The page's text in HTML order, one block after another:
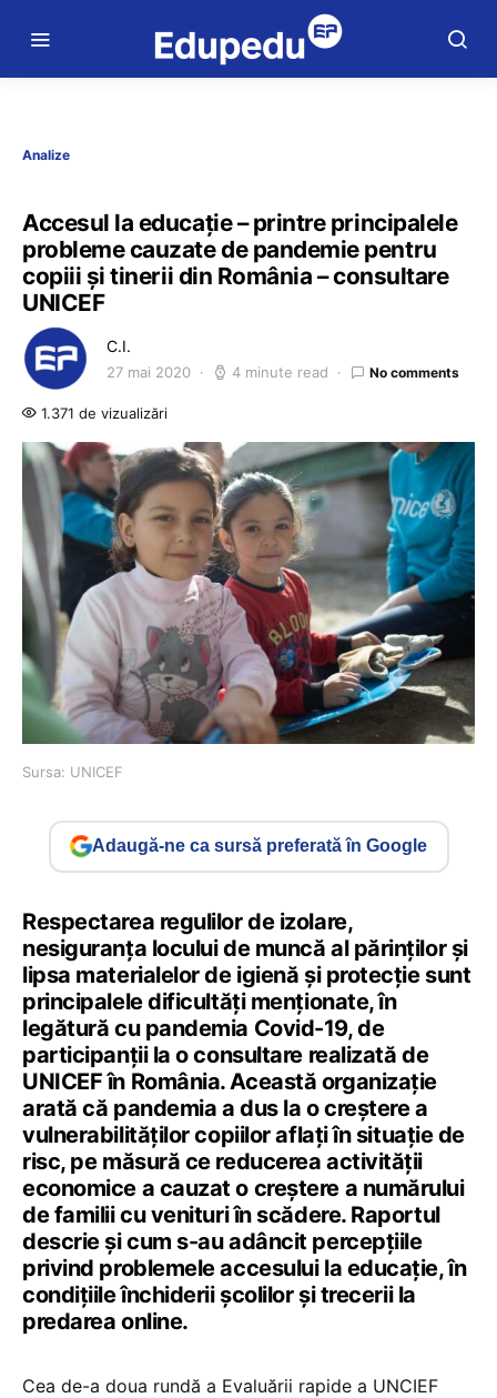
Analize
Accesul la educație – printre principalele
probleme cauzate de pandemie pentru
copiii și tinerii din România – consultare
UNICEF
C.I.
27 mai 2020 4 minute read No comments
1.371 de vizualizări
Sursa: UNICEF
Adaugă-ne ca sursă preferată în Google
Respectarea regulilor de izolare,
nesiguranța locului de muncă al părinților și
lipsa materialelor de igienă și protecție sunt
principalele dificultăți menționate, în
legătură cu pandemia Covid-19, de
participanții la o consultare realizată de
UNICEF în România. Această organizație
arată că pandemia a dus la o creștere a
vulnerabilităților copiilor aflați în situație de
risc, pe măsură ce reducerea activității
economice a cauzat o creștere a numărului
de familii cu venituri în scădere. Raportul
descrie și cum s-au adâncit percepțiile
privind problemele accesului la educație, în
condițiile închiderii școlilor și trecerii la
predarea online.
Cea de-a doua rundă a Evaluării rapide a UNCIEF